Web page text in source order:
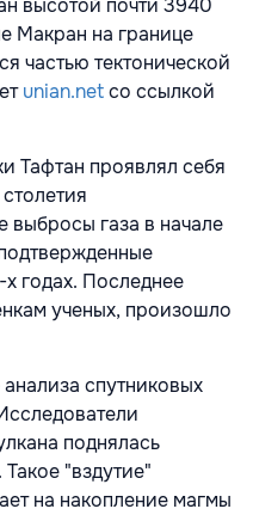
высотой почти 3940
Макран на границе
частью тектонической
unian.netсо ссылкой
Тафтан проявлял себя
газа в начале
годах. Последнее
ученых, произошло
спутниковых
поднялась
"вздутие"
на накопление магмы